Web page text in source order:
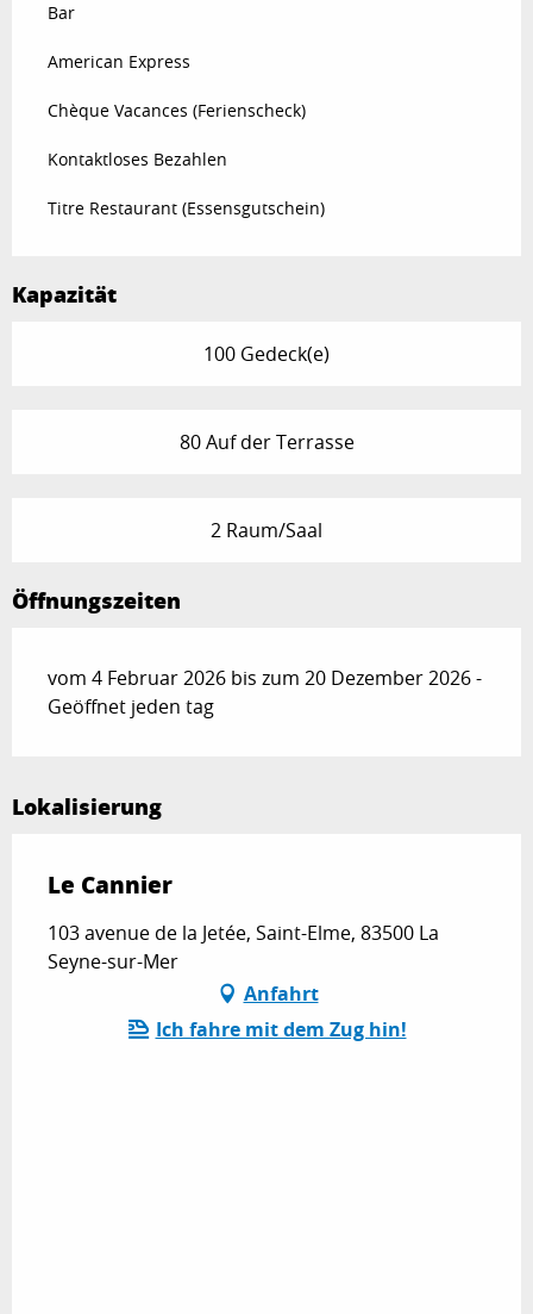
Bar
American Express
Chèque Vacances (Ferienscheck)
Kontaktloses Bezahlen
Titre Restaurant (Essensgutschein)
Kapazität
100 Gedeck(e)
80 Auf der Terrasse
2 Raum/Saal
Öffnungszeiten
vom 4 Februar 2026 bis zum 20 Dezember 2026 -
Geöffnet jeden tag
Lokalisierung
Le Cannier
103 avenue de la Jetée, Saint-Elme, 83500 La
Seyne-sur-Mer
Anfahrt
Ich fahre mit dem Zug hin!